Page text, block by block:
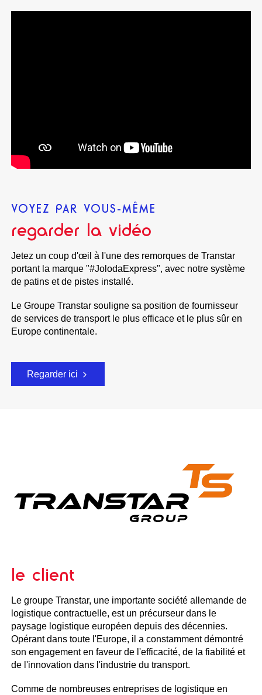
VOYEZ PAR VOUS-MÊME
regarder la vidéo
Jetez un coup d'œil à l'une des remorques de Transtar
portant la marque "#JolodaExpress", avec notre système
de patins et de pistes installé.
Le Groupe Transtar souligne sa position de fournisseur
de services de transport le plus efficace et le plus sûr en
Europe continentale.
Regarder ici
le client
Le groupe Transtar, une importante société allemande de
logistique contractuelle, est un précurseur dans le
paysage logistique européen depuis des décennies.
Opérant dans toute l'Europe, il a constamment démontré
son engagement en faveur de l'efficacité, de la fiabilité et
de l'innovation dans l'industrie du transport.
Comme de nombreuses entreprises de logistique en